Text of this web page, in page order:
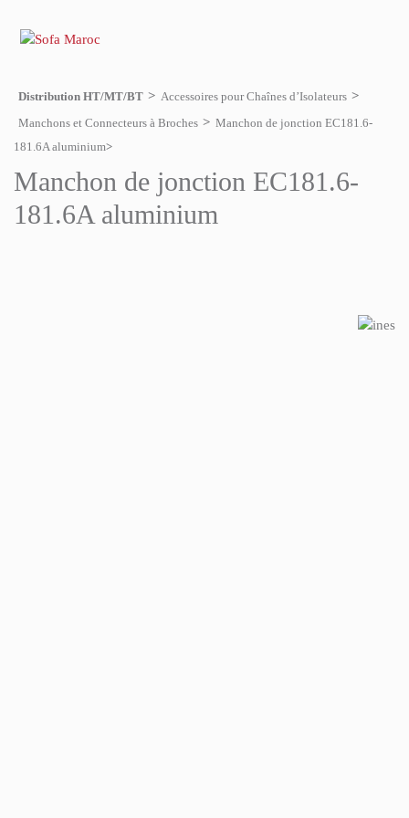
Distribution HT/MT/BT
Accessoires pour Chaînes d’Isolateurs
Manchons et Connecteurs à Broches
Manchon de jonction EC181.6-
181.6A aluminium
Manchon de jonction EC181.6-
181.6A aluminium